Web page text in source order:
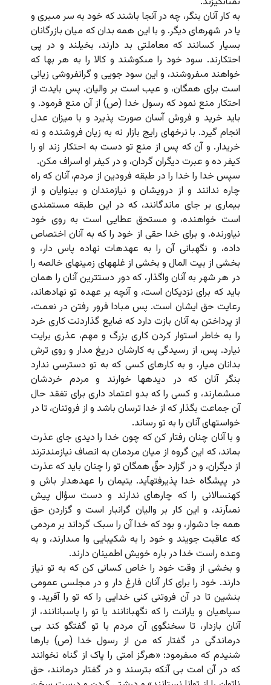
به کار آنان بنگر، چه در آنجا باشند که خود به سر مى‏برى و
یا در شهرهاى دیگر. و با این همه بدان که میان بازرگانان
بسیار کسانند که معاملتى بد دارند، بخیلند و در پى
احتکارند. سود خود را مى‏کوشند و کالا را به هر بها که
خواهند مى‏فروشند، و این سود جویى و گرانفروشى زیانى
است براى همگان، و عیب است بر والیان. پس بایدت از
احتکار منع نمود که رسول خدا (ص) از آن منع فرمود. و
باید خرید و فروش آسان صورت پذیرد و با میزان عدل
انجام گیرد. با نرخهاى رایج بازار نه به زیان فروشنده و نه
خریدار. و آن که پس از منع تو دست به احتکار زند او را
کیفر ده و عبرت دیگران گردان، و در کیفر او اسراف مکن.
سپس خدا را خدا را در طبقه فرودین از مردم، آنان که راه
چاره ندانند و از درویشان و نیازمندان و بینوایان و از
بیمارى بر جاى ماندگانند، که در این طبقه مستمندى
است خواهنده، و مستحق عطایى است به روى خود
نیاورنده. و براى خدا حقى از خود را که به آنان اختصاص
داده، و نگهبانى آن را به عهده‏ات نهاده پاس دار، و
بخشى از بیت المال و بخشى از غله‏هاى زمینهاى خالصه را
در هر شهر به آنان واگذار، که دور دست‏ترین آنان را همان
باید که براى نزدیکان است، و آنچه بر عهده تو نهاده‏اند،
رعایت حق ایشان است. پس مبادا فرور رفتن در نعمت،
از پرداختن به آنان بازت دارد که ضایع گذاردنت کارى خرد
را به خاطر استوار کردن کارى بزرگ و مهم، عذرى برایت
نیارد. پس، از رسیدگى به کارشان دریغ مدار و روى ترش
بدانان میار، و به کارهاى کسى که به تو دسترسى ندارد
بنگر آنان که در دیده‏ها خوارند و مردم خردشان
مى‏شمارند، و کسى را که بدو اعتماد دارى براى تفقد حال
آن جماعت بگذار که از خدا ترسان باشد و از فروتنان، تا در
خواستهاى آنان را به تو رساند.
و با آنان چنان رفتار کن که چون خدا را دیدى جاى عذرت
بماند، که این گروه از میان مردمان به انصاف نیازمندترند
از دیگران، و در گزارد حقّ همگان تو را چنان باید که عذرت
در پیشگاه خدا پذیرفته‏آید. یتیمان را عهده‏دار باش و
کهنسالانى را که چاره‏اى ندارند و دست سؤال پیش
نمى‏آرند، و این کار بر والیان گرانبار است و گزاردن حق
همه جا دشوار، و بود که خدا آن را سبک گرداند بر مردمى
که عاقبت جویند و خود را به شکیبایى وا مى‏دارند، و به
وعده راست خدا در باره خویش اطمینان دارند.
و بخشى از وقت خود را خاص کسانى کن که به تو نیاز
دارند. خود را براى کار آنان فارغ دار و در مجلسى عمومى
بنشین تا در آن فروتنى کنى خدایى را که تو را آفرید. و
سپاهیان و یارانت را که نگهبانانند یا تو را پاسبانانند، از
آنان بازدار، تا سخنگوى آن مردم با تو گفتگو کند بى
درماندگى در گفتار که من از رسول خدا (ص) بارها
شنیدم که مى‏فرمود: «هرگز امتى را پاک از گناه نخوانند
که در آن امت بى آنکه بترسند و در گفتار درمانند، حق